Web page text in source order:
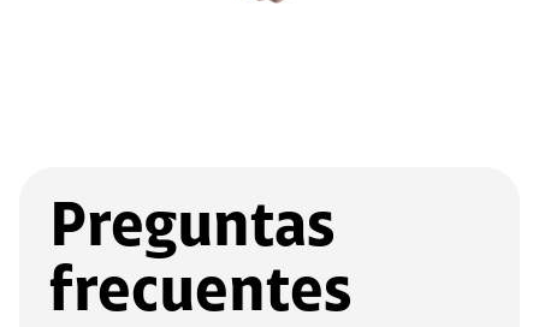
Preguntas
frecuentes